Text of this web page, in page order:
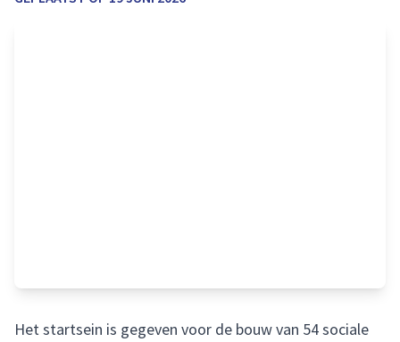
Het startsein is gegeven voor de bouw van 54 sociale